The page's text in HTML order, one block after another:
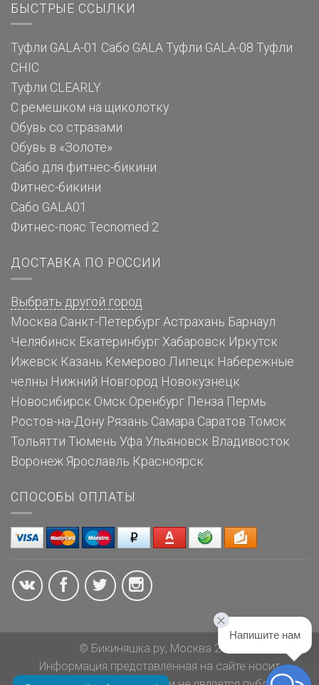
БЫСТРЫЕ ССЫЛКИ
Туфли GALA-01 Сабо GALA Туфли GALA-08 Туфли
CHIC
Туфли CLEARLY
С ремешком на щиколотку
Обувь со стразами
Обувь в «Золоте»
Сабо для фитнес-бикини
Фитнес-бикини
Сабо GALA01
Фитнес-пояс Tecnomed 2
ДОСТАВКА ПО РОССИИ
Выбрать другой город
Москва Санкт-Петербург Астрахань Барнаул
Челябинск Екатеринбург Хабаровск Иркутск
Ижевск Казань Кемерово Липецк Набережные
челны Нижний Новгород Новокузнецк
Новосибирск Омск Оренбург Пенза Пермь
Ростов-на-Дону Рязань Самара Саратов Томск
Тольятти Тюмень Уфа Ульяновск Владивосток
Воронеж Ярославль Красноярск
СПОСОБЫ ОПЛАТЫ
© Бикиняшка.ру, Москва 2026
Информация представленная на сайте носит
Напишите нам